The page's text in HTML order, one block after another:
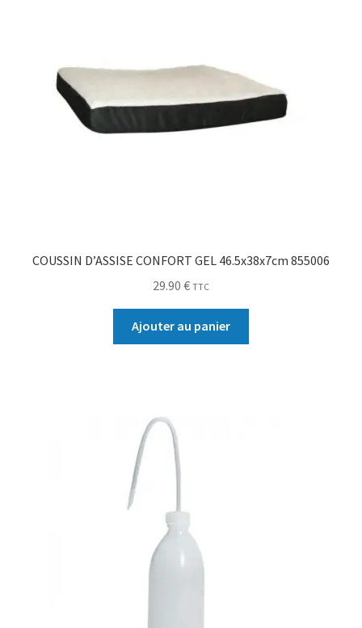
COUSSIN D’ASSISE CONFORT GEL 46.5x38x7cm 855006
29.90 € TTC
Ajouter au panier